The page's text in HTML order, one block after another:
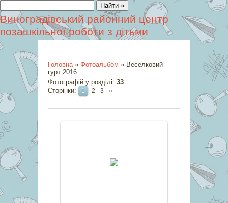
Виноградівський районний центр
позашкільної роботи з дітьми
Головна» Фотоальбом » Веселковий
гурт 2016
Фотографій у розділі: 33
Сторінки: 1 2 3 »